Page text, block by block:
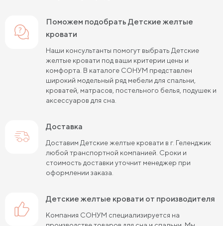
Детские кровати 80 на 180 см
Детские кровати 80 на 200 см
Детские кровати 90 на 200 см
Детские кровати с подъемным механизмом
Поможем подобрать Детские желтые
кровати
Наши консультанты помогут выбрать Детские
желтые кровати под ваши критерии цены и
комфорта. В каталоге СОНУМ представлен
широкий модельный ряд мебели для спальни,
кроватей, матрасов, постельного белья, подушек и
аксессуаров для сна.
Доставка
Доставим Детские желтые кровати в г. Геленджик
любой транспортной компанией. Сроки и
стоимость доставки уточнит менеджер при
оформлении заказа.
Детские желтые кровати от производителя
Компания СОНУМ специализируется на